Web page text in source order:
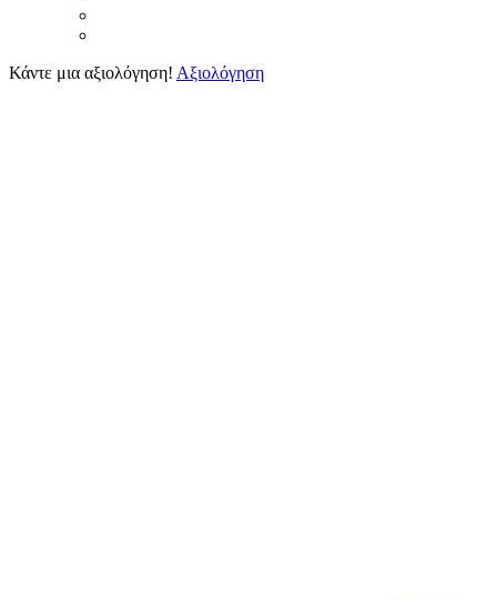
Κάντε μια αξιολόγηση! Αξιολόγηση